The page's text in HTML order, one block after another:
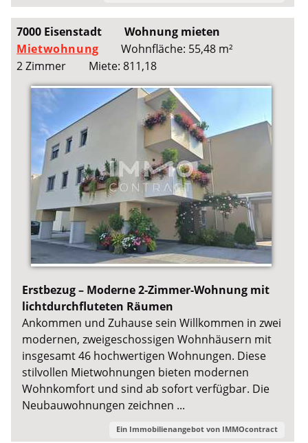
7000 Eisenstadt
Wohnung mieten
Mietwohnung
Wohnfläche: 55,48 m²
2 Zimmer
Miete: 811,18
Erstbezug – Moderne 2-Zimmer-Wohnung mit
lichtdurchfluteten Räumen
Ankommen und Zuhause sein Willkommen in zwei
modernen, zweigeschossigen Wohnhäusern mit
insgesamt 46 hochwertigen Wohnungen. Diese
stilvollen Mietwohnungen bieten modernen
Wohnkomfort und sind ab sofort verfügbar. Die
Neubauwohnungen zeichnen ...
Ein Immobilienangebot von IMMOcontract